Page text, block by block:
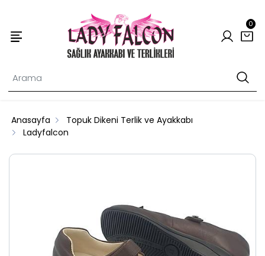
0
Anasayfa
Topuk Dikeni Terlik ve Ayakkabı
Ladyfalcon